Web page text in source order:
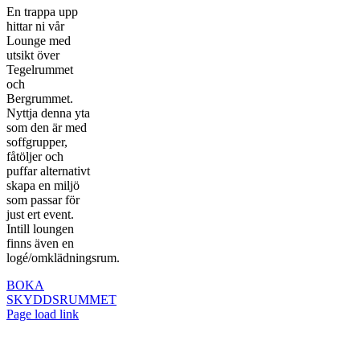
En trappa upp
hittar ni vår
Lounge med
utsikt över
Tegelrummet
och
Bergrummet.
Nyttja denna yta
som den är med
soffgrupper,
fåtöljer och
puffar alternativt
skapa en miljö
som passar för
just ert event.
Intill loungen
finns även en
logé/omklädningsrum.
BOKA
SKYDDSRUMMET
Page load link